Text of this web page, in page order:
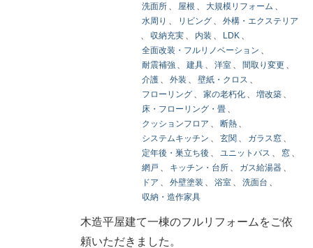
洗面所 、 屋根 、 大規模リフォーム 、
水周り 、 リビング 、
外構・エクステリア
、
収納充実 、 内装 、 LDK 、
全面改装・フルリノベーション 、
耐震補強 、 建具 、 洋室 、 間取り変更 、
介護 、 外装 、 壁紙・クロス 、
フローリング 、 家の老朽化 、 増改築 、
床・フローリング・畳 、
クッションフロア 、 断熱 、
システムキッチン 、 玄関 、 ガラス窓 、
定年後・巣立ち後 、 ユニットバス 、 窓 、
網戸 、 キッチン・台所 、 ガス給湯器 、
ドア 、 外壁塗装 、 浴室 、 洗面台 、
収納・造作家具
木造平屋建て一棟のフルリフォームをご依
頼いただきました。